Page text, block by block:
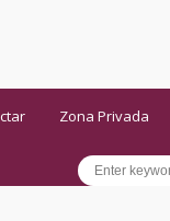
Zona Privada